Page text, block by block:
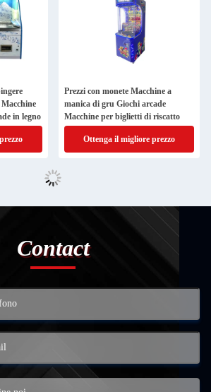
in legno
Prezzi con monete Macchine a
manica di gru Giochi arcade
Macchine per biglietti di riscatto
Ottenga il migliore prezzo
Contact